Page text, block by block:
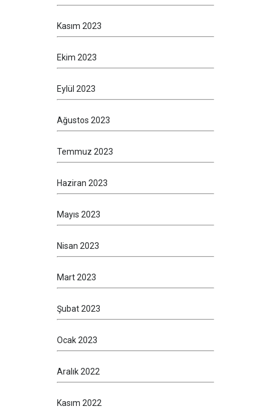
Kasım 2023
Ekim 2023
Eylül 2023
Ağustos 2023
Temmuz 2023
Haziran 2023
Mayıs 2023
Nisan 2023
Mart 2023
Şubat 2023
Ocak 2023
Aralık 2022
Kasım 2022